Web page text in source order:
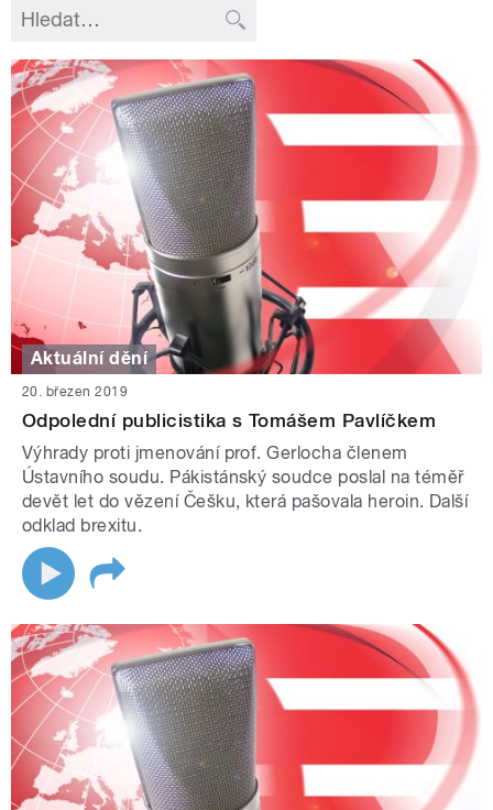
Aktuální dění
20. březen 2019
Odpolední publicistika s Tomášem Pavlíčkem
Výhrady proti jmenování prof. Gerlocha členem
Ústavního soudu. Pákistánský soudce poslal na téměř
devět let do vězení Češku, která pašovala heroin. Další
odklad brexitu.